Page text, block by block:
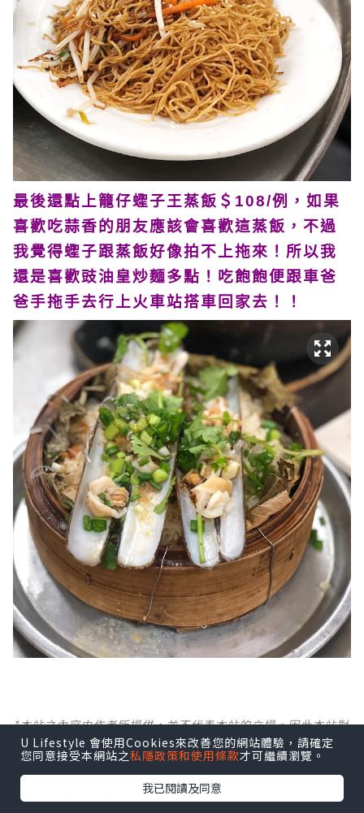
最後還點上籠仔蟶子王蒸飯＄108/例，如果
喜歡吃蒜香的朋友應該會喜歡這蒸飯，不過
我覺得蟶子跟蒸飯好像拍不上拖來！所以我
還是喜歡豉油皇炒麵多點！吃飽飽便跟車爸
爸手拖手去行上火車站搭車回家去！！
*本站之內容由作者所提供，並不代表本站的立場。因此本站對
所有博客的立場、真實性、準確性及完整性不負任何法律責
任。
【 U Creator 招募 】
U Lifestyle 會使用Cookies來改善您的網站體驗，請確定
您同意接受本網站之私隱政策和使用條款才可繼續瀏覽。
我已閱讀及同意